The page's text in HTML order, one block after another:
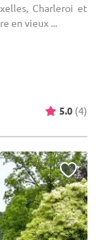
Charleroi et
en vieux ...
5.0 (4)